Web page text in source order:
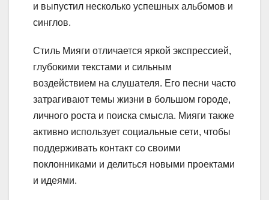
и выпустил несколько успешных альбомов и
синглов.
Стиль Мияги отличается яркой экспрессией,
глубокими текстами и сильным
воздействием на слушателя. Его песни часто
затрагивают темы жизни в большом городе,
личного роста и поиска смысла. Мияги также
активно использует социальные сети, чтобы
поддерживать контакт со своими
поклонниками и делиться новыми проектами
и идеями.